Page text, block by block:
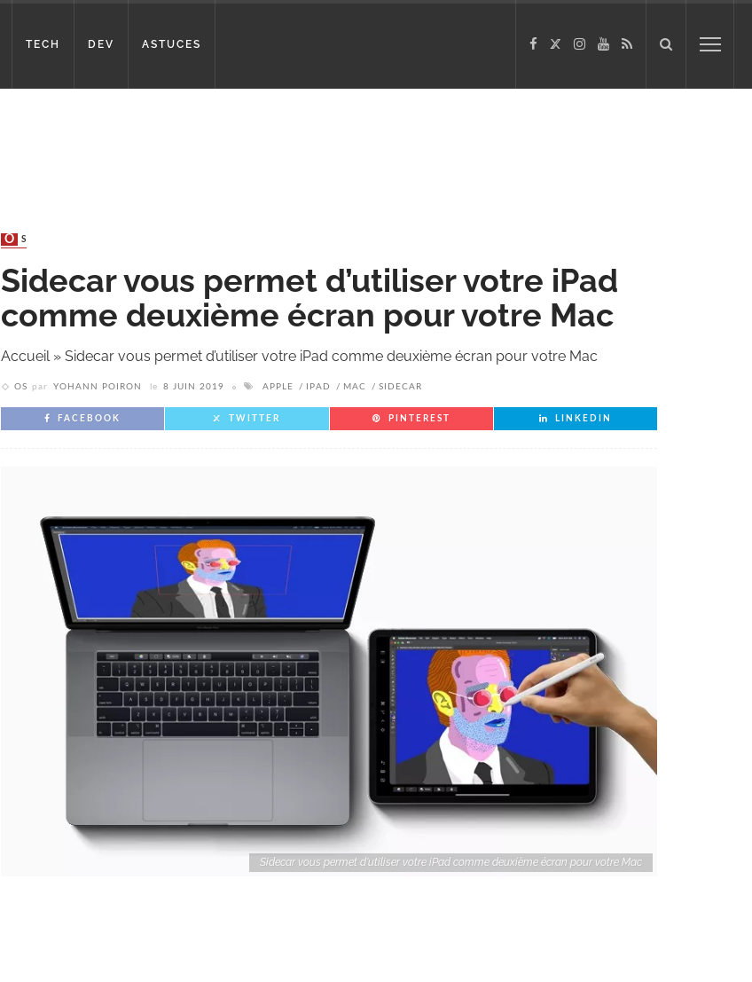
TECH DEV ASTUCES
OS
Sidecar vous permet d’utiliser votre iPad
comme deuxième écran pour votre Mac
Accueil» Sidecar vous permet d’utiliser votre iPad comme deuxième écran pour votre Mac
OS par YOHANN POIRON le 8 JUIN 2019 APPLE IPAD MAC SIDECAR
FACEBOOK TWITTER PINTEREST LINKEDIN
Sidecar vous permet d'utiliser votre iPad comme deuxième écran pour votre Mac